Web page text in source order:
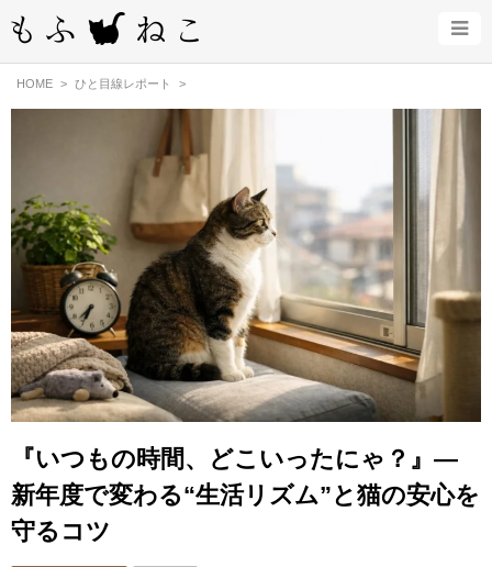
HOME ひと目線レポート
『いつもの時間、どこいったにゃ？』—
新年度で変わる“生活リズム”と猫の安心を
守るコツ